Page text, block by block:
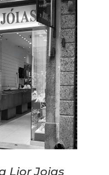
Lior Joias